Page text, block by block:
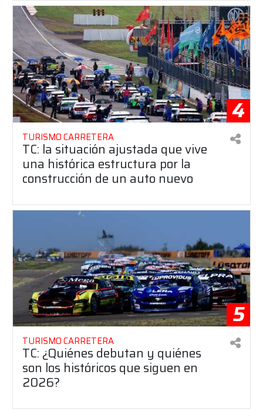
4
TURISMO CARRETERA
TC: la situación ajustada que vive
una histórica estructura por la
construcción de un auto nuevo
5
TURISMO CARRETERA
TC: ¿Quiénes debutan y quiénes
son los históricos que siguen en
2026?